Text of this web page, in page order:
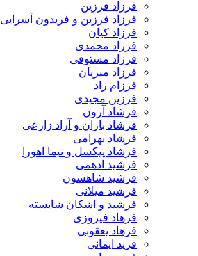
فرزاد فرزین
فرزاد فرزین و فریدون آسرایی
فرزاد کیان
فرزاد محمدی
فرزاد مستوفی
فرزاد میریان
فرزام راد
فرزین مجیدی
فرشاد آرون
فرشاد باران و آراد زارعی
فرشاد بهرامی
فرشاد پیکسل و نیما اهورا
فرشید ادهمی
فرشید شاهسون
فرشید میلانی
فرشید و اشکان شایسته
فرهاد فیروزی
فرهاد یعقوبی
فرید ایمانی